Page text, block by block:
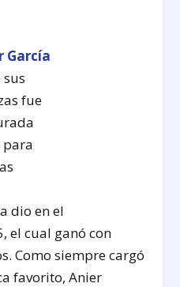
sus
fue
para
dio en el
el cual ganó con
Como siempre cargó
favorito, Anier